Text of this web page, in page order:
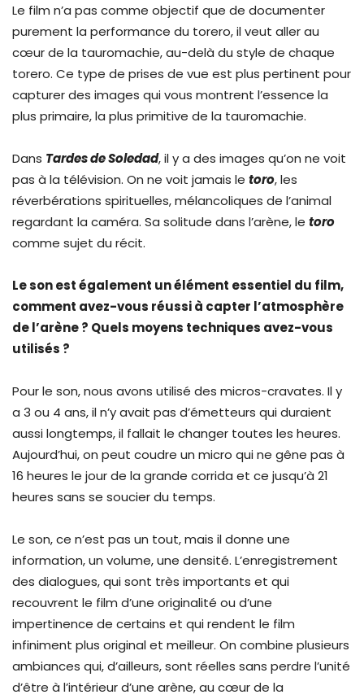
Le film n’a pas comme objectif que de documenter
purement la performance du torero, il veut aller au
cœur de la tauromachie, au-delà du style de chaque
torero. Ce type de prises de vue est plus pertinent pour
capturer des images qui vous montrent l’essence la
plus primaire, la plus primitive de la tauromachie.
Dans Tardes de Soledad, il y a des images qu’on ne voit
pas à la télévision. On ne voit jamais le toro, les
réverbérations spirituelles, mélancoliques de l’animal
regardant la caméra. Sa solitude dans l’arène, le toro
comme sujet du récit.
Le son est également un élément essentiel du film,
comment avez-vous réussi à capter l’atmosphère
de l’arène ? Quels moyens techniques avez-vous
utilisés ?
Pour le son, nous avons utilisé des micros-cravates. Il y
a 3 ou 4 ans, il n’y avait pas d’émetteurs qui duraient
aussi longtemps, il fallait le changer toutes les heures.
Aujourd’hui, on peut coudre un micro qui ne gêne pas à
16 heures le jour de la grande corrida et ce jusqu’à 21
heures sans se soucier du temps.
Le son, ce n’est pas un tout, mais il donne une
information, un volume, une densité. L’enregistrement
des dialogues, qui sont très importants et qui
recouvrent le film d’une originalité ou d’une
impertinence de certains et qui rendent le film
infiniment plus original et meilleur. On combine plusieurs
ambiances qui, d’ailleurs, sont réelles sans perdre l’unité
d’être à l’intérieur d’une arène, au cœur de la